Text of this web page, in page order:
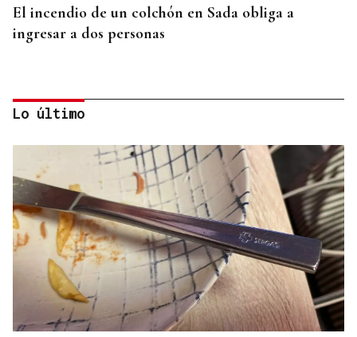
El incendio de un colchón en Sada obliga a
ingresar a dos personas
CUIDAR LOS ECOSISTEMAS COSTEROS
Las claves para reducir los residuos y mantener las
playas limpias este verano
Lo último